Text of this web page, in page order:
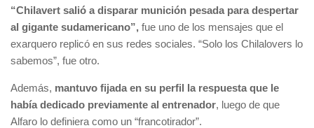
“Chilavert salió a disparar munición pesada para despertar
al gigante sudamericano”, fue uno de los mensajes que el
exarquero replicó en sus redes sociales. “Solo los Chilalovers lo
sabemos”, fue otro.
Además, mantuvo fijada en su perfil la respuesta que le
había dedicado previamente al entrenador, luego de que
Alfaro lo definiera como un “francotirador”.